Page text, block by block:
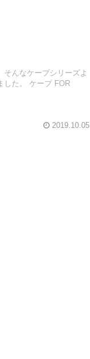
そんなケープシリーズよ
した。 ケープ FOR
2019.10.05